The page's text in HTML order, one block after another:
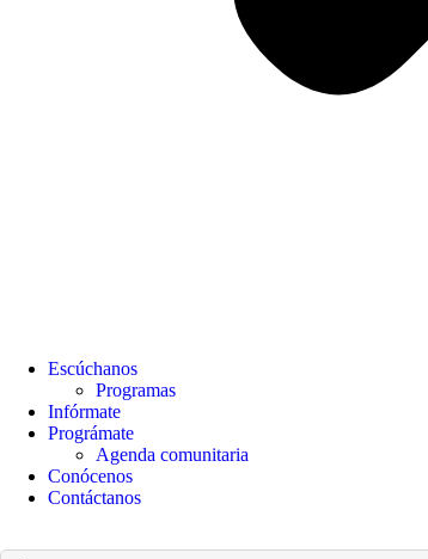
Escúchanos
Programas
Infórmate
Prográmate
Agenda comunitaria
Conócenos
Contáctanos